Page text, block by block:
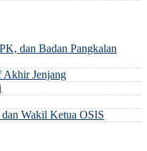
dan Badan Pangkalan
Akhir Jenjang
Wakil Ketua OSIS